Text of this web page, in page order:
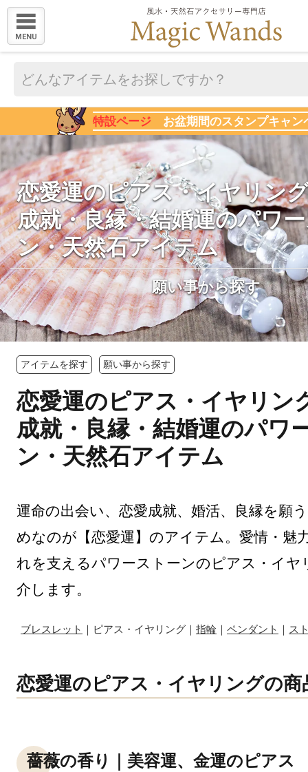
MENU
特設ページ お盆期間のスタンプキャン
恋愛運のピアス・イヤリン
成就・良縁・結婚運のパワ
ン・天然石アイテム
願い事から探す
アイテムを探す 願い事から探す
恋愛運のピアス・イヤリン
成就・良縁・結婚運のパワ
ン・天然石アイテム
運命の出会い、恋愛成就、婚活、良縁を願
めなのが【恋愛運】のアイテム。愛情・魅
れを支えるパワーストーンのピアス・イヤ
介します。
ブレスレット ｜ピアス・イヤリング｜ 指輪 ｜ ペンダント ｜ ス
恋愛運のピアス・イヤリングの商
薔薇の香り｜美容運、金運のピアス